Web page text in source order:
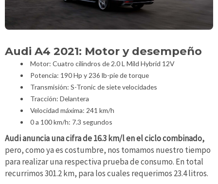
Audi A4 2021: Motor y desempeño
Motor: Cuatro cilindros de 2.0 L Mild Hybrid 12V
Potencia: 190 Hp y 236 lb-pie de torque
Transmisión: S-Tronic de siete velocidades
Tracción: Delantera
Velocidad máxima: 241 km/h
0 a 100 km/h: 7.3 segundos
Audi anuncia una cifra de 16.3 km/l en el ciclo combinado,
pero, como ya es costumbre, nos tomamos nuestro tiempo
para realizar una respectiva prueba de consumo. En total
recurrimos 301.2 km, para los cuales requerimos 23.4 litros.